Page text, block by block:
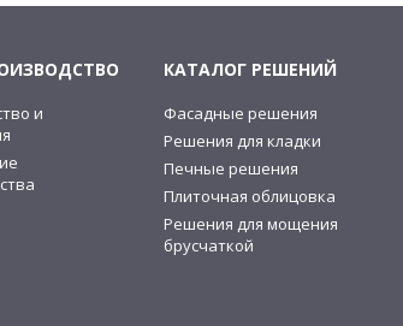
и
КАТАЛОГ РЕШЕНИЙ
Фасадные решения
Решения для кладки
Печные решения
Плиточная облицовка
Решения для мощения
брусчаткой